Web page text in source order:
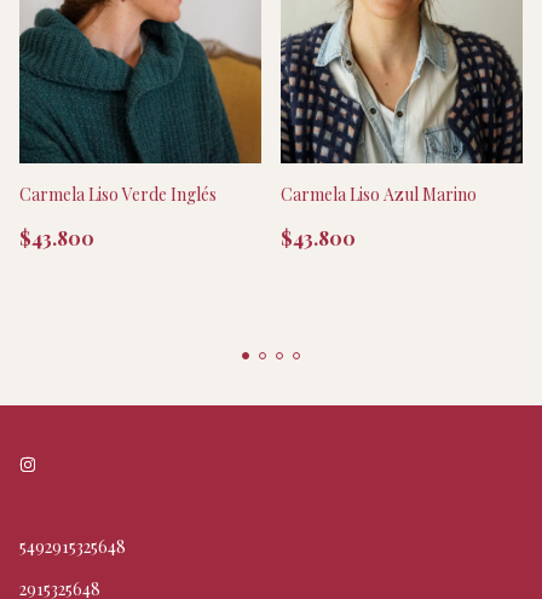
Carmela Liso Verde Inglés
$43.800
Carmela Liso Azul Marino
$43.800
5492915325648
2915325648